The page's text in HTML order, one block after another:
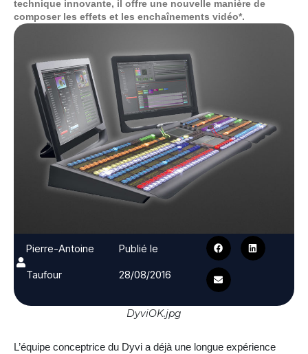
technique innovante, il offre une nouvelle manière de
composer les effets et les enchaînements vidéo*.
Pierre-Antoine
Taufour
Publié le
28/08/2016
DyviOK.jpg
L’équipe conceptrice du Dyvi a déjà une longue expérience